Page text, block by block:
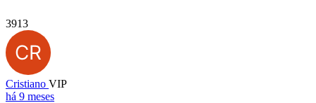
3913
Cristiano VIP
há 9 meses